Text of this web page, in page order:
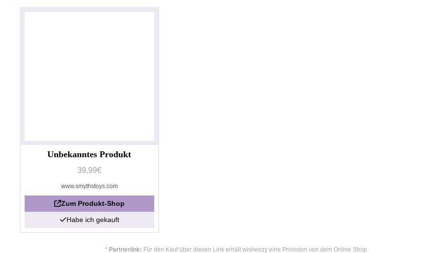
Unbekanntes Produkt
39,99€
www.smythstoys.com
Zum Produkt-Shop
Habe ich gekauft
* Partnerlink: Für den Kauf über diesen Link erhält wisheezy eine Provision von dem Online Shop.